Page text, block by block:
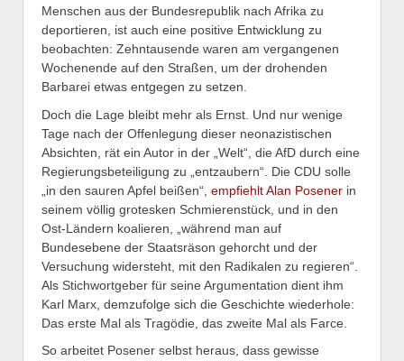
Menschen aus der Bundesrepublik nach Afrika zu
deportieren, ist auch eine positive Entwicklung zu
beobachten: Zehntausende waren am vergangenen
Wochenende auf den Straßen, um der drohenden
Barbarei etwas entgegen zu setzen.
Doch die Lage bleibt mehr als Ernst. Und nur wenige
Tage nach der Offenlegung dieser neonazistischen
Absichten, rät ein Autor in der „Welt“, die AfD durch eine
Regierungsbeteiligung zu „entzaubern“. Die CDU solle
„in den sauren Apfel beißen“, empfiehlt Alan Posener in
seinem völlig grotesken Schmierenstück, und in den
Ost-Ländern koalieren, „während man auf
Bundesebene der Staatsräson gehorcht und der
Versuchung widersteht, mit den Radikalen zu regieren“.
Als Stichwortgeber für seine Argumentation dient ihm
Karl Marx, demzufolge sich die Geschichte wiederhole:
Das erste Mal als Tragödie, das zweite Mal als Farce.
So arbeitet Posener selbst heraus, dass gewisse